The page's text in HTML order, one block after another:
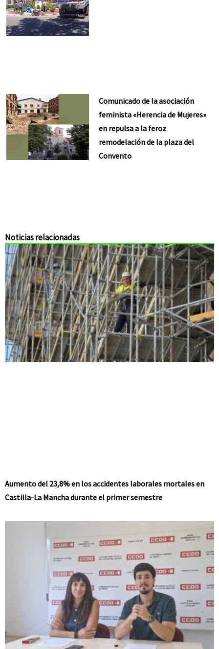
Comunicado de la asociación
feminista «Herencia de Mujeres»
en repulsa a la feroz
remodelación de la plaza del
Convento
Noticias relacionadas
Aumento del 23,8% en los accidentes laborales mortales en
Castilla-La Mancha durante el primer semestre